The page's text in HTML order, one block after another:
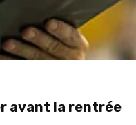
avant la rentrée